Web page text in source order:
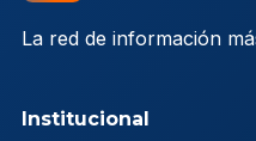
La red de información
Institucional